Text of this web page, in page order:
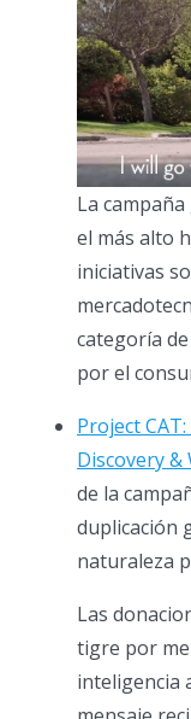
La
el más alto
iniciativas
categoría
por el
Project
Discovery &
de la
duplicación
naturaleza
Las
tigre por
inteligencia